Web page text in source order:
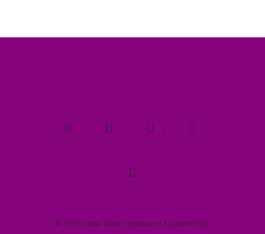
© 2026 Tobias Mann. Impressum & Datenschutz.